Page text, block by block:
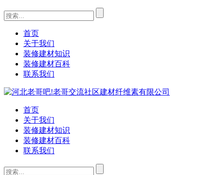
首页
关于我们
装修建材知识
装修建材百科
联系我们
首页
关于我们
装修建材知识
装修建材百科
联系我们